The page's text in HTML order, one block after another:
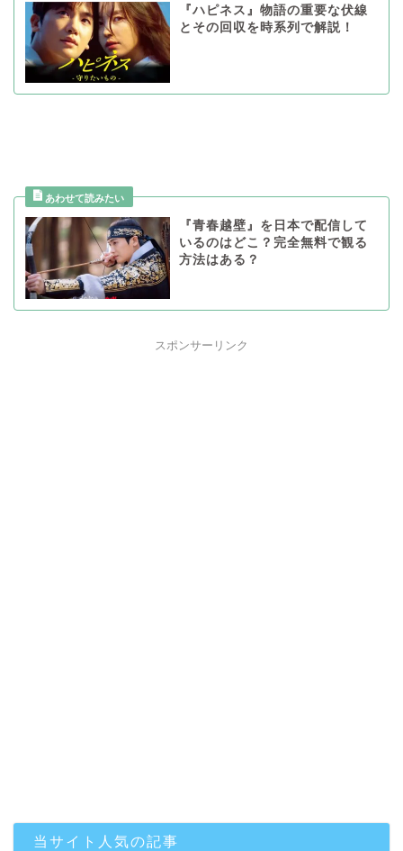
『ハピネス』物語の重要な伏線
とその回収を時系列で解説！
『青春越壁』を日本で配信して
いるのはどこ？完全無料で観る
方法はある？
スポンサーリンク
当サイト人気の記事